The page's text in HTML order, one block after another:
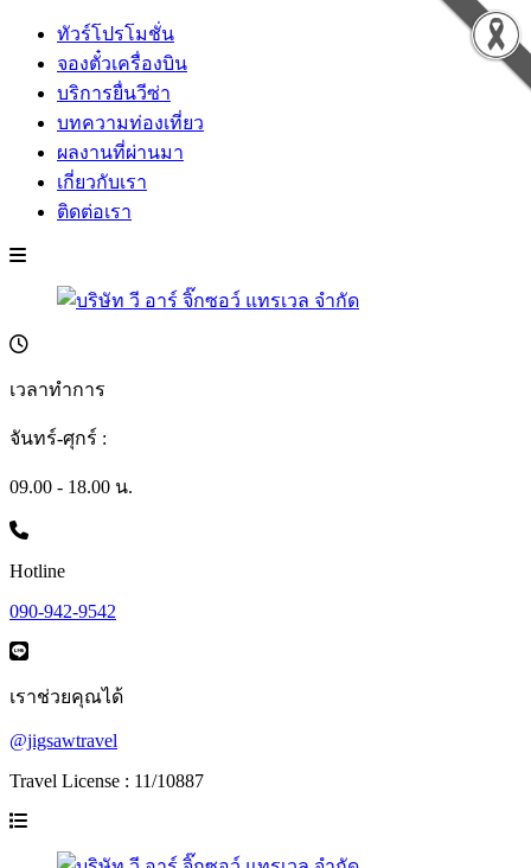
ทัวร์โปรโมชั่น
จองตั๋วเครื่องบิน
บริการยื่นวีซ่า
บทความท่องเที่ยว
ผลงานที่ผ่านมา
เกี่ยวกับเรา
ติดต่อเรา
เวลาทำการ
จันทร์-ศุกร์ :
09.00 - 18.00 น.
Hotline
090-942-9542
เราช่วยคุณได้
@jigsawtravel
Travel License : 11/10887